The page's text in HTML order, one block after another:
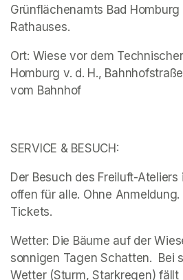
Grünflächenamts Bad
Rathauses.
Ort: Wiese vor dem
Homburg v. d. H.,
vom Bahnhof
SERVICE & BESUCH:
Der Besuch des Freiluft-
offen für alle. Ohne
Tickets.
Wetter: Die Bäume auf der
sonnigen Tagen Schatten.  Bei
Wetter (Sturm, Starkregen) fällt